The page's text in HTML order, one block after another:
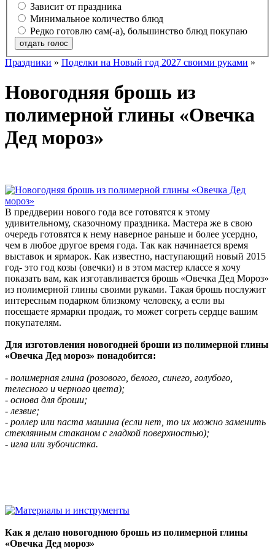
Зависит от праздника
Минимальное количество блюд
Редко готовлю сам(-а), большинство блюд покупаю
отдать голос
Праздники » Поделки на Новый год 2027 своими руками »
Новогодняя брошь из
полимерной глины «Овечка
Дед мороз»
В преддверии нового года все готовятся к этому
удивительному, сказочному праздника. Мастера же в свою
очередь готовятся к нему наверное раньше и более усердно,
чем в любое другое время года. Так как начинается время
выставок и ярмарок. Как известно, наступающий новый 2015
год- это год козы (овечки) и в этом мастер классе я хочу
показать вам, как изготавливается брошь «Овечка Дед Мороз»
из полимерной глины своими руками. Такая брошь послужит
интересным подарком близкому человеку, а если вы
посещаете ярмарки продаж, то может согреть сердце вашим
покупателям.
Для изготовления новогодней броши из полимерной глины
«Овечка Дед мороз» понадобится:
- полимерная глина (розового, белого, синего, голубого,
телесного и черного цвета);
- основа для броши;
- лезвие;
- роллер или паста машина (если нет, то их можно заменить
стеклянным стаканом с гладкой поверхностью);
- игла или зубочистка.
Как я делаю новогоднюю брошь из полимерной глины
«Овечка Дед мороз»